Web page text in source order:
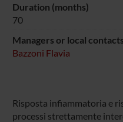
Duration (months)
70
Managers or local contacts
Bazzoni Flavia
Risposta infiammatoria e
processi strettamente